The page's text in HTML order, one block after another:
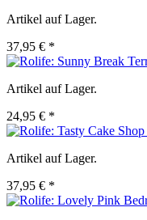
Artikel auf Lager.
37,95 € *
Artikel auf Lager.
24,95 € *
Artikel auf Lager.
37,95 € *